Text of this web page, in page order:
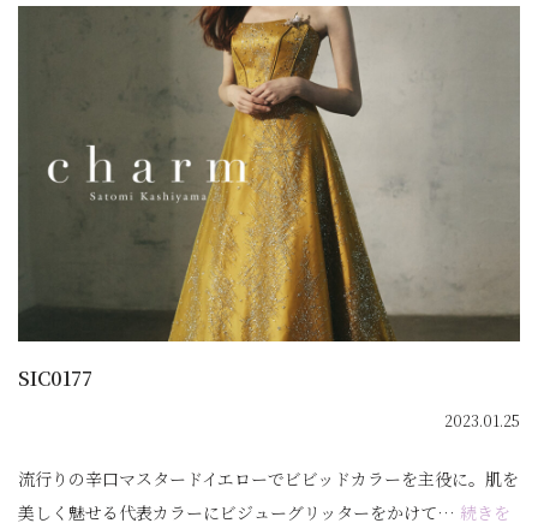
SIC0177
2023.01.25
流行りの辛口マスタードイエローでビビッドカラーを主役に。肌を
美しく魅せる代表カラーにビジューグリッターをかけて… 続きを